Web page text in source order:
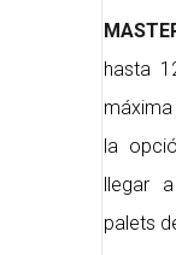
hasta
la
llegar
palets